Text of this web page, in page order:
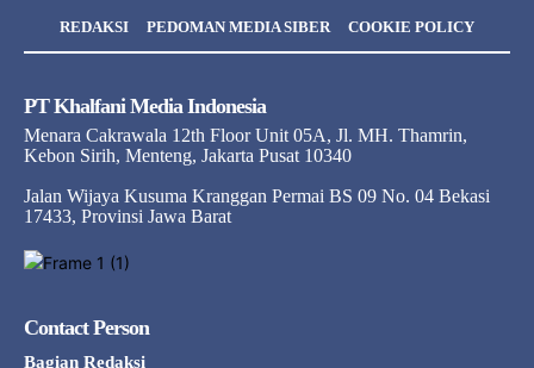
REDAKSI PEDOMAN MEDIA SIBER COOKIE POLICY
PT Khalfani Media Indonesia
Menara Cakrawala 12th Floor Unit 05A, Jl. MH. Thamrin,
Kebon Sirih, Menteng, Jakarta Pusat 10340
Jalan Wijaya Kusuma Kranggan Permai BS 09 No. 04 Bekasi
17433, Provinsi Jawa Barat
Contact Person
Bagian Redaksi